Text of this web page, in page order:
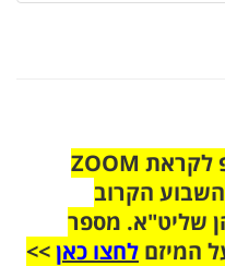
הצטרפו לקבוצת הוואטסאפ לקראת ZOOM
הקרוב
שליט"א. מספר
המיזם לחצו כאן>>